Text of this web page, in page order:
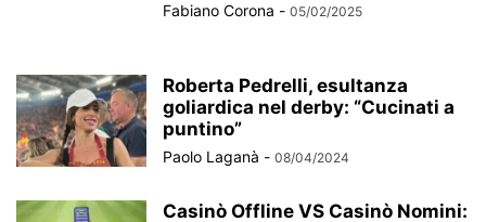
Fabiano Corona - 05/02/2025
Roberta Pedrelli, esultanza
goliardica nel derby: “Cucinati a
puntino”
Paolo Laganà - 08/04/2024
Casinò Offline VS Casinò Nomini: